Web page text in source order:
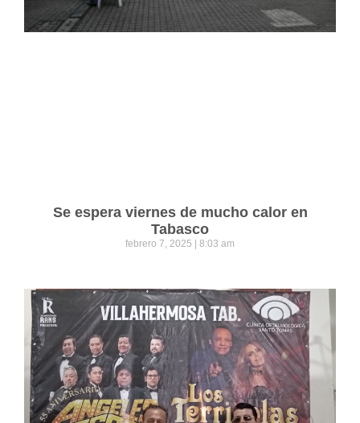
Se espera viernes de mucho calor en
Tabasco
febrero 7, 2025 8:03 am